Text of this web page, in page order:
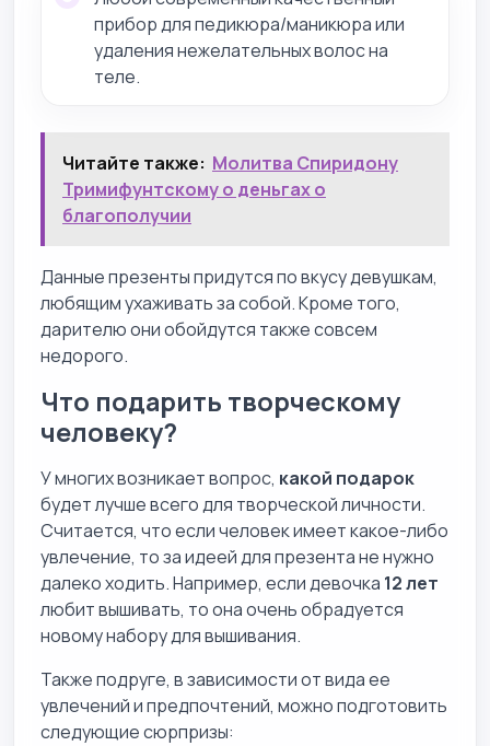
прибор для педикюра/маникюра или
удаления нежелательных волос на
теле.
Читайте также: Молитва Спиридону
Тримифунтскому о деньгах о
благополучии
Данные презенты придутся по вкусу девушкам,
любящим ухаживать за собой. Кроме того,
дарителю они обойдутся также совсем
недорого.
Что подарить творческому
человеку?
У многих возникает вопрос, какой подарок
будет лучше всего для творческой личности.
Считается, что если человек имеет какое-либо
увлечение, то за идеей для презента не нужно
далеко ходить. Например, если девочка 12 лет
любит вышивать, то она очень обрадуется
новому набору для вышивания.
Также подруге, в зависимости от вида ее
увлечений и предпочтений, можно подготовить
следующие сюрпризы: